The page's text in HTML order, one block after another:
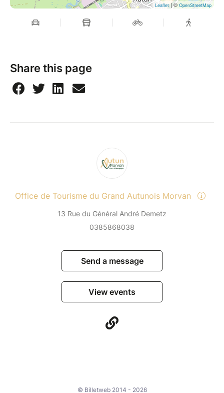
Leaflet| © OpenStreetMap
Share this page
Office de Tourisme du Grand Autunois Morvan
13 Rue du Général André Demetz
0385868038
Send a message
View events
© Billetweb 2014 - 2026